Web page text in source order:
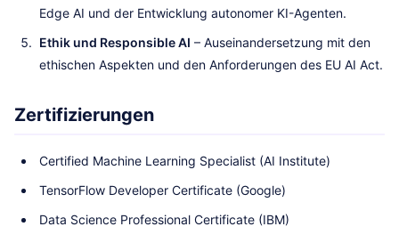
Edge AI und der Entwicklung autonomer KI-Agenten.
Ethik und Responsible AI – Auseinandersetzung mit den
ethischen Aspekten und den Anforderungen des EU AI Act.
Zertifizierungen
Certified Machine Learning Specialist (AI Institute)
TensorFlow Developer Certificate (Google)
Data Science Professional Certificate (IBM)